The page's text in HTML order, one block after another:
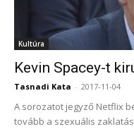
Kultúra
Kevin Spacey-t
Tasnadi Kata - 2017-11-04
A sorozatot jegyző Netflix
tovább a szexuális